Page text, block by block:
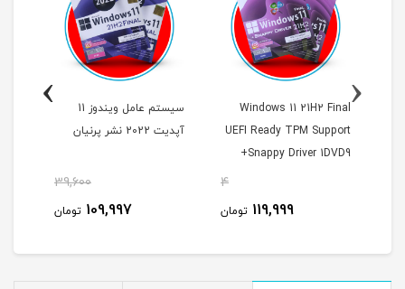
Windows 11 21H2 Final
UEFI Ready TPM Support
+Snappy Driver 1DVD9
4
119,999 تومان
سیستم عامل ویندوز 11
آپدیت 2022 نشر پرنیان
39,600
109,997 تومان
‹
›